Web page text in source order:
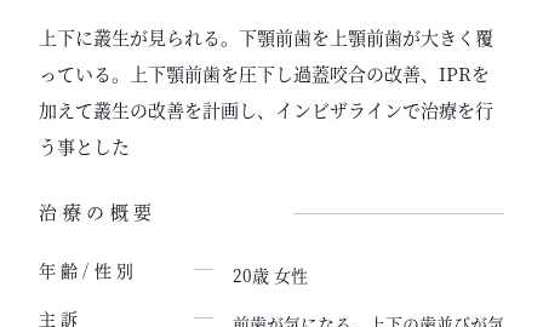
上下に叢生が見られる。下顎前歯を上顎前歯が大きく覆
っている。上下顎前歯を圧下し過蓋咬合の改善、IPRを
加えて叢生の改善を計画し、インビザラインで治療を行
う事とした
治療の概要
年齢/性別 20歳 女性
主訴